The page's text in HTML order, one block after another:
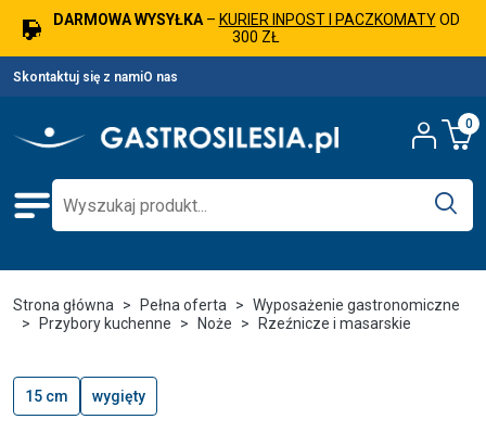
DARMOWA WYSYŁKA– KURIER INPOST I PACZKOMATYOD
300 ZŁ
Skontaktuj się z namiO nas
0
Strona główna Pełna oferta
Wyposażenie gastronomiczne
Przybory kuchenne
Noże Rzeźnicze i masarskie
15 cm wygięty